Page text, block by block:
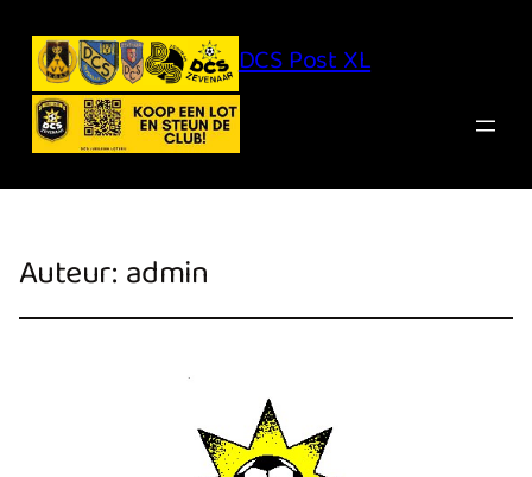
DCS Post XL
Auteur:admin